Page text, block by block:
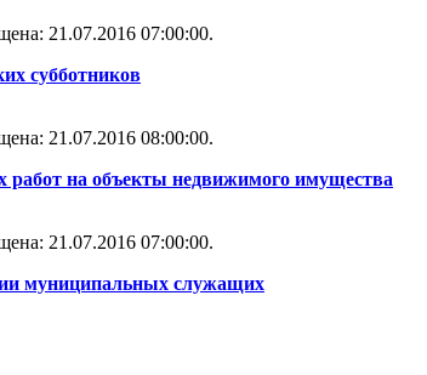
21.07.2016 07:00:00.
субботников
21.07.2016 08:00:00.
работ на объекты недвижимого имущества
21.07.2016 07:00:00.
муниципальных служащих